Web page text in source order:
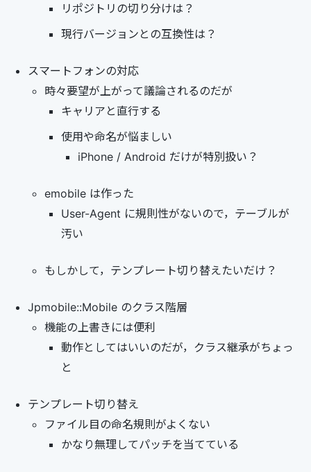
リポジトリの切り分けは？
現行バージョンとの互換性は？
スマートフォンの対応
時々要望が上がって議論されるのだが
キャリアと直行する
使用や命名が悩ましい
iPhone / Android だけが特別扱い？
emobile は作った
User-Agent に規則性がないので，テーブルが
汚い
もしかして，テンプレート切り替えたいだけ？
Jpmobile::Mobile のクラス階層
機能の上書きには便利
動作としてはいいのだが，クラス継承がちょっ
と
テンプレート切り替え
ファイル目の命名規則がよくない
かなり無理してパッチを当てている